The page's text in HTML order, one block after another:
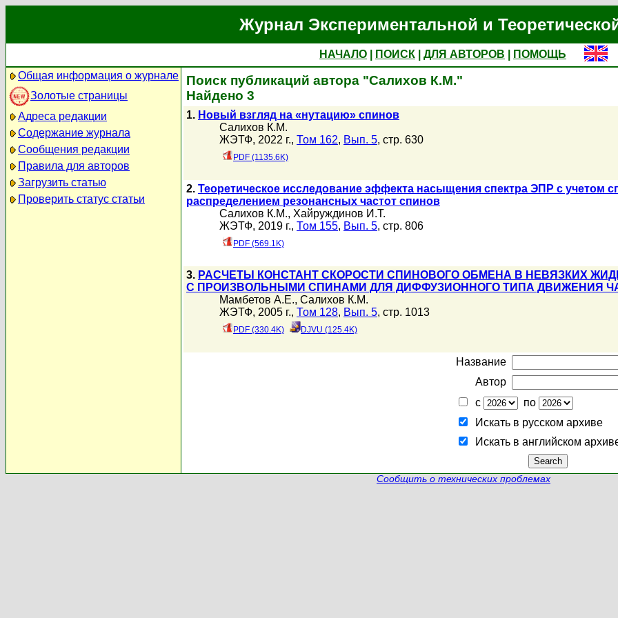
Журнал Экспериментальной и
НАЧАЛО ПОИСК ДЛЯ АВТОРОВ
ПОМОЩЬ
Общая информация о журнале
Золотые страницы
Адреса редакции
Содержание журнала
Сообщения редакции
Правила для авторов
Загрузить статью
Проверить статус статьи
Поиск публикаций автора "Салихов К.М."
Найдено 3
1. Новый взгляд на «нутацию» спинов
Салихов К.М.
ЖЭТФ, 2022 г., Том 162, Вып. 5, стр. 630
PDF (1135.6K)
2. Теоретическое исследование эффекта насыщения спектра ЭПР с учетом
распределением резонансных частот спинов
Салихов К.М., Хайруждинов И.Т.
ЖЭТФ, 2019 г., Том 155, Вып. 5, стр. 806
PDF (569.1K)
3. РАСЧЕТЫ КОНСТАНТ СКОРОСТИ СПИНОВОГО ОБМЕНА В НЕВЯЗКИХ
С ПРОИЗВОЛЬНЫМИ СПИНАМИ ДЛЯ ДИФФУЗИОННОГО ТИПА ДВИЖЕНИЯ
Мамбетов А.Е., Салихов К.М.
ЖЭТФ, 2005 г., Том 128, Вып. 5, стр. 1013
PDF (330.4K) DJVU (125.4K)
Название
Автор
с
по
Искать в русском архиве
Искать в английском
Сообщить о технических проблемах